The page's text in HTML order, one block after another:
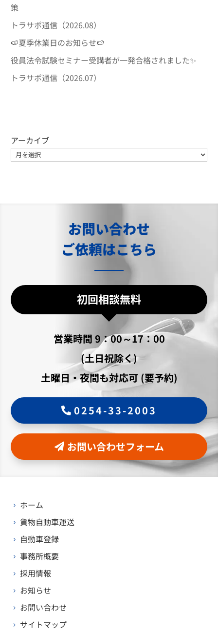
策
トラサポ通信（2026.08）
🍉夏季休業日のお知らせ🍉
役員法令試験セミナー受講者が一発合格されました✨
トラサポ通信（2026.07）
アーカイブ
お問い合わせ
ご依頼はこちら
初回相談無料
営業時間 9：00～17：00
(土日祝除く)
土曜日・夜間も対応可 (要予約)
0254-33-2003
お問い合わせフォーム
5 ホーム
5 貨物自動車運送
5 自動車登録
5 事務所概要
5 採用情報
5 お知らせ
5 お問い合わせ
5 サイトマップ